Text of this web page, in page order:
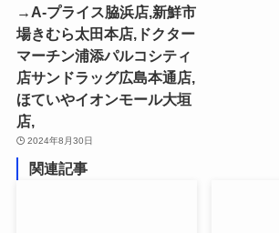
→A-プライス脇浜店,新鮮市
場きむら太田本店,ドクター
マーチン浦添パルコシティ
店サンドラッグ広島本通店,
ほていやイオンモール大垣
店,
2024年8月30日
関連記事